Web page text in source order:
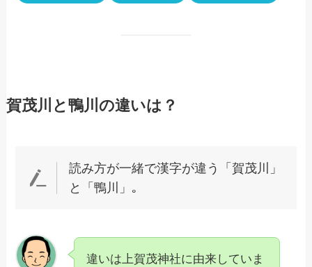
賀茂川と鴨川の違いは？
読み方が一緒で漢字が違う「賀茂川」
と「鴨川」｡
違いは上賀茂神社に由来していま